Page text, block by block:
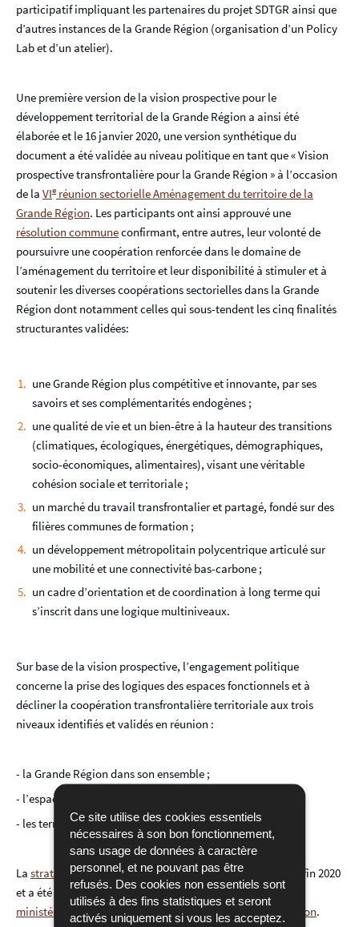
Ce site utilise des cookies essentiels
nécessaires à son bon fonctionnement,
sans usage de données à caractère
personnel, et ne pouvant pas être
refusés. Des cookies non essentiels sont
utilisés à des fins statistiques et seront
activés uniquement si vous les acceptez.
participatif impliquant les partenaires du projet SDTGR ainsi que
d’autres instances de la Grande Région (organisation d’un Policy
Lab et d’un atelier).
Une première version de la vision prospective pour le
développement territorial de la Grande Région a ainsi été
élaborée et le 16 janvier 2020, une version synthétique du
document a été validée au niveau politique en tant que « Vision
prospective transfrontalière pour la Grande Région » à l’occasion
de la VIe réunion sectorielle Aménagement du territoire de la
Grande Région. Les participants ont ainsi approuvé une
résolution communeconfirmant, entre autres, leur volonté de
poursuivre une coopération renforcée dans le domaine de
l’aménagement du territoire et leur disponibilité à stimuler et à
soutenir les diverses coopérations sectorielles dans la Grande
Région dont notamment celles qui sous-tendent les cinq finalités
structurantes validées:
une Grande Région plus compétitive et innovante, par ses
savoirs et ses complémentarités endogènes ;
une qualité de vie et un bien-être à la hauteur des transitions
(climatiques, écologiques, énergétiques, démographiques,
socio-économiques, alimentaires), visant une véritable
cohésion sociale et territoriale ;
un marché du travail transfrontalier et partagé, fondé sur des
filières communes de formation ;
un développement métropolitain polycentrique articulé sur
une mobilité et une connectivité bas-carbone ;
un cadre d’orientation et de coordination à long terme qui
s’inscrit dans une logique multiniveaux.
Sur base de la vision prospective, l’engagement politique
concerne la prise des logiques des espaces fonctionnels et à
décliner la coopération transfrontalière territoriale aux trois
niveaux identifiés et validés en réunion :
- la Grande Région dans son ensemble ;
- l’espace métropolitain central autour du Luxembourg ;
- les territoires transfrontaliers de proximité ;
La stratégie opérationnelle transfrontalièrea été finalisée fin 2020
et a été validée le 12 janvier 2021 lors de laVIIeréunion
ministérielle Aménagement du territoire de la Grande Région.